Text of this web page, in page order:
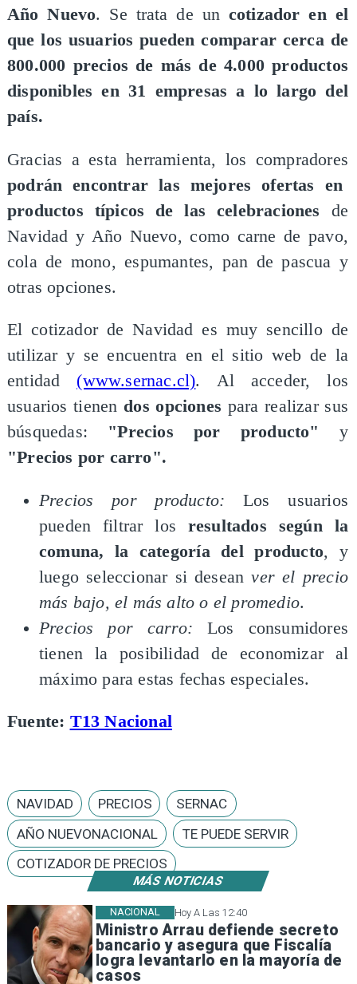
MÁS NOTICIAS
Hoy A Las 12:40
Ministro Arrau defiende secreto
bancario y asegura que Fiscalía
logra levantarlo en la mayoría de
casos
NACIONAL
Año Nuevo. Se trata de un cotizador en el
que los usuarios pueden comparar cerca de
800.000 precios de más de 4.000 productos
disponibles en 31 empresas a lo largo del
país.
Gracias a esta herramienta, los compradores
podrán encontrar las mejores ofertas en
productos típicos de las celebraciones de
Navidad y Año Nuevo, como carne de pavo,
cola de mono, espumantes, pan de pascua y
otras opciones.
El cotizador de Navidad es muy sencillo de
utilizar y se encuentra en el sitio web de la
entidad (www.sernac.cl). Al acceder, los
usuarios tienen dos opciones para realizar sus
búsquedas: "Precios por producto"
y
"Precios por carro".
Precios por producto: Los usuarios
pueden filtrar los resultados según la
comuna, la categoría del producto, y
luego seleccionar si deseanver el precio
más bajo, el más alto o el promedio.
Precios por carro: Los consumidores
tienen la posibilidad de economizar al
máximo para estas fechas especiales.
Fuente: T13 Nacional
NAVIDAD PRECIOS
SERNAC
AÑO NUEVONACIONAL
TE PUEDE SERVIR
COTIZADOR DE PRECIOS